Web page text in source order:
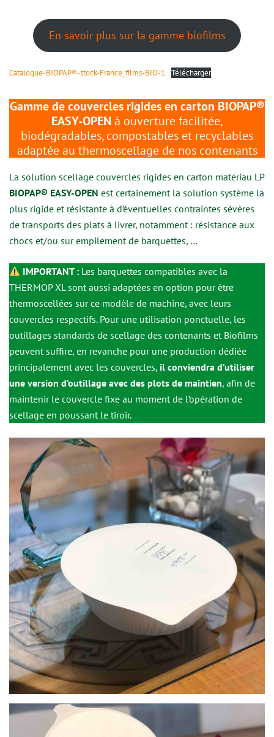
En savoir plus sur la gamme biofilms
Catalogue-BIOPAP®-stock-France_films-BIO-1 Télécharger
Gamme de couvercles rigides en carton BIOPAP®
EASY-OPEN à ouverture facilitée,
biodégradables, compostables et recyclables
adaptée au thermoscellage de nos contenants
La solution scellage couvercles rigides en carton matériau LP
BIOPAP® EASY-OPEN est certainement la solution système la
plus rigide et résistante à d’éventuelles contraintes sévères
de transports des plats à livrer, notamment : résistance aux
chocs et/ou sur empilement de barquettes, …
IMPORTANT : Les barquettes compatibles avec la
THERMOP XL sont aussi adaptées en option pour être
thermoscellées sur ce modèle de machine, avec leurs
couvercles respectifs. Pour une utilisation ponctuelle, les
outillages standards de scellage des contenants et Biofilms
peuvent suffire, en revanche pour une production dédiée
principalement avec les couvercles, il conviendra d’utiliser
une version d’outillage avec des plots de maintien, afin de
maintenir le couvercle fixe au moment de l’opération de
scellage en poussant le tiroir.